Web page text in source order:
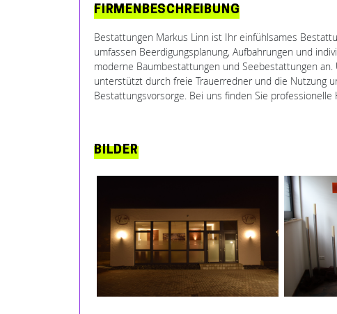
FIRMENBESCHREIBUNG
Bestattungen Markus Linn ist Ihr einfühlsames
umfassen Beerdigungsplanung, Aufbahrungen und
moderne Baumbestattungen und Seebestattungen
unterstützt durch freie Trauerredner und die Nutzung
Bestattungsvorsorge. Bei uns finden Sie
BILDER